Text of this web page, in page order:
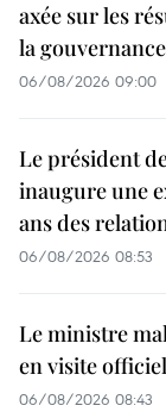
axée sur les
la
06/08/2026 09:00
Le président
inaugure une
ans des
06/08/2026 08:53
Le ministre
en visite
06/08/2026 08:43